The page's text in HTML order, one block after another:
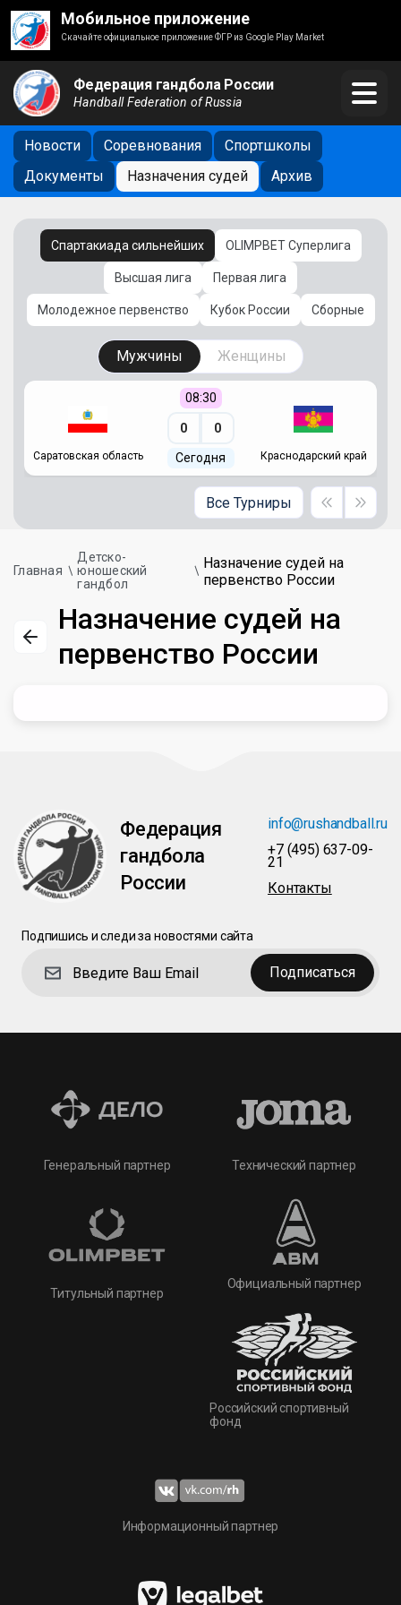
Мобильное приложение
Скачайте официальное приложение ФГР из Google Play Market
Федерация гандбола России
Handball Federation of Russia
Новости Соревнования
Спортшколы
Документы
Назначения судей Архив
Спартакиада сильнейших OLIMPBET Суперлига
Высшая лига Первая лига
Молодежное первенство Кубок России Сборные
Мужчины Женщины
Саратовская область
08:30
0 0
Сегодня Краснодарский край
Все Турниры
Главная
Детско-
юношеский
гандбол
Назначение судей на
первенство России
Назначение судей на
первенство России
Федерация
гандбола
России
info@rushandball.ru
+7 (495) 637-09-
21
Контакты
Подпишись и следи за новостями сайта
Подписаться
Генеральный партнер
Титульный партнер
Технический партнер
Официальный партнер
Российский спортивный
фонд
Информационный партнер